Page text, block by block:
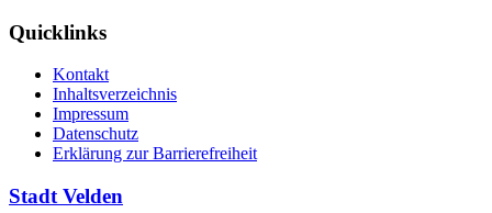
Quicklinks
Kontakt
Inhaltsverzeichnis
Impressum
Datenschutz
Erklärung zur Barrierefreiheit
Stadt Velden